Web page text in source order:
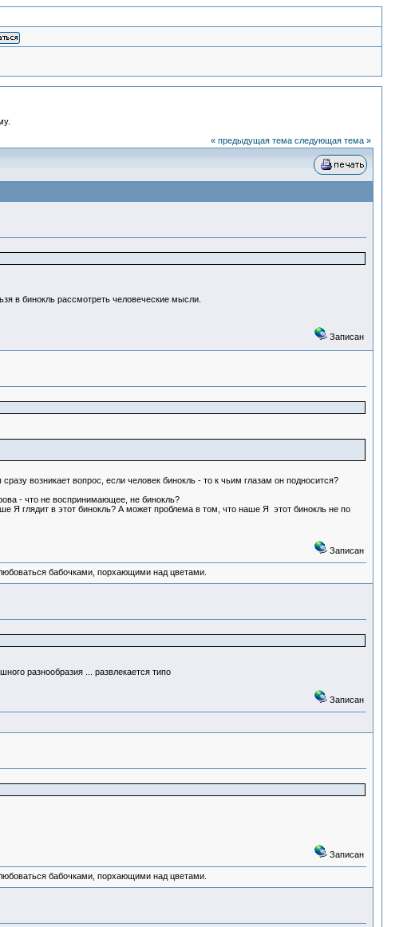
« предыдущая тема следующая тема »
в бинокль рассмотреть человеческие мысли.
Записан
возникает вопрос, если человек бинокль - то к чьим глазам он подносится?
- что не воспринимающее, не бинокль?
глядит в этот бинокль? А может проблема в том, что наше Я этот бинокль не по
Записан
бабочками, порхающими над цветами.
разнообразия ... развлекается типо
Записан
Записан
бабочками, порхающими над цветами.